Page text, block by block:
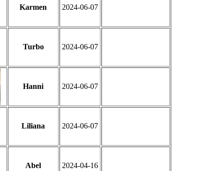
Karmen 2024-06-07
Turbo 2024-06-07
Hanni 2024-06-07
Liliana 2024-06-07
Abel 2024-04-16